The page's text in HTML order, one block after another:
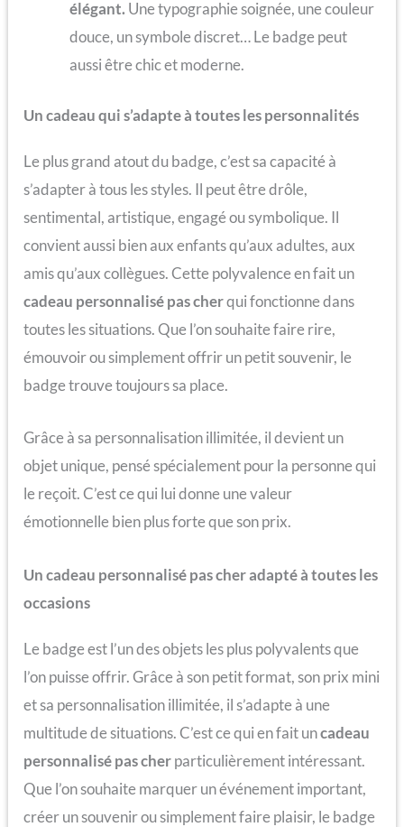
élégant. Une typographie soignée, une couleur
douce, un symbole discret… Le badge peut
aussi être chic et moderne.
Un cadeau qui s’adapte à toutes les personnalités
Le plus grand atout du badge, c’est sa capacité à
s’adapter à tous les styles. Il peut être drôle,
sentimental, artistique, engagé ou symbolique. Il
convient aussi bien aux enfants qu’aux adultes, aux
amis qu’aux collègues. Cette polyvalence en fait un
cadeau personnalisé pas cherqui fonctionne dans
toutes les situations. Que l’on souhaite faire rire,
émouvoir ou simplement offrir un petit souvenir, le
badge trouve toujours sa place.
Grâce à sa personnalisation illimitée, il devient un
objet unique, pensé spécialement pour la personne qui
le reçoit. C’est ce qui lui donne une valeur
émotionnelle bien plus forte que son prix.
Un cadeau personnalisé pas cher adapté à toutes les
occasions
Le badge est l’un des objets les plus polyvalents que
l’on puisse offrir. Grâce à son petit format, son prix mini
et sa personnalisation illimitée, il s’adapte à une
multitude de situations. C’est ce qui en fait uncadeau
personnalisé pas cherparticulièrement intéressant.
Que l’on souhaite marquer un événement important,
créer un souvenir ou simplement faire plaisir, le badge